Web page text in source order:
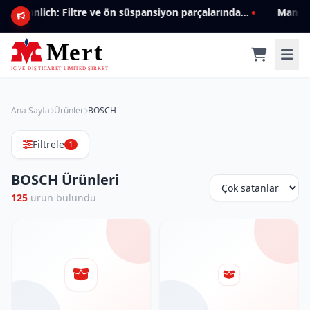
Mannlich: Filtre ve ön süspansiyon parçalarında genişleyen ürün yelpazesiyle kalite ve güven.
Ana Sayfa Ürünler BOSCH
Filtrele 1
BOSCH Ürünleri
125 ürün bulundu